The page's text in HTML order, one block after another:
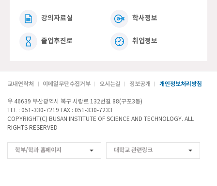
강의자료실 학사정보
졸업후진로 취업정보
교내연락처 이메일무단수집거부 오시는길 정보공개 개인정보처리방침
우 46639 부산광역시 북구 시랑로 132번길 88(구포3동)
TEL : 051-330-7219 FAX : 051-330-7233
COPYRIGHT(C) BUSAN INSTITUTE OF SCIENCE AND TECHNOLOGY. ALL
RIGHTS RESERVED
학부/학과 홈페이지 대학교 관련링크